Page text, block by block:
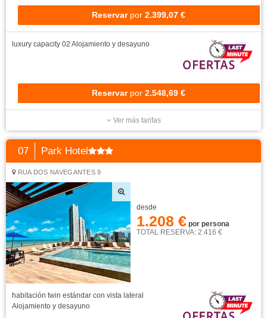
Reservar por 2.399,07 €
luxury capacity 02 Alojamiento y desayuno
Reservar por 2.548,69 €
Ver más tarifas
07 Park Hotel
RUA DOS NAVEGANTES 9
desde
1.208 € por persona
TOTAL RESERVA: 2.416 €
habitación twin estándar con vista lateral
Alojamiento y desayuno